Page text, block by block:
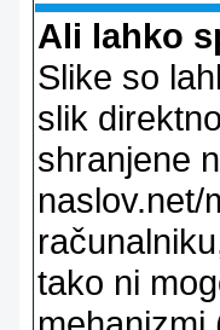
Ali lahko
Slike so
slik
shranjene
naslov.net/
tako ni